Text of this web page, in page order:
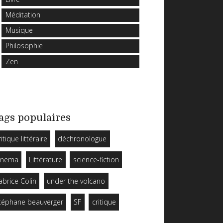
Méditation
Musique
Philosophie
Zen
populaires
littéraire déchronologue
Littérature science-fiction
Colin under the volcano
beauverger SF critique